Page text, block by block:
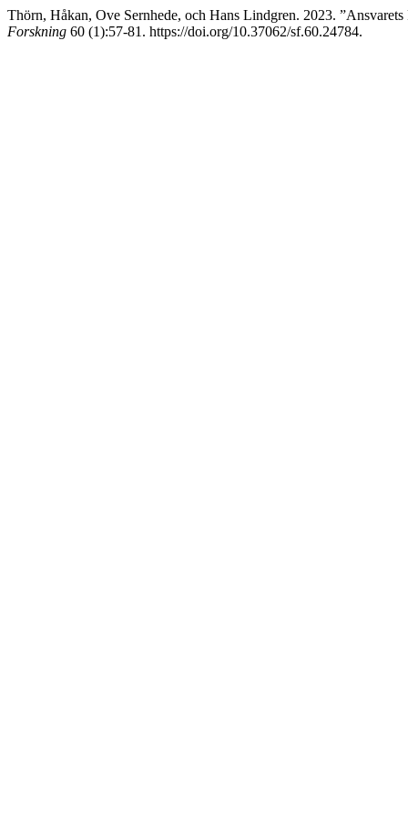
Thörn, Håkan, Ove Sernhede, och Hans Lindgren. 2023.
Forskning 60 (1):57-81. https://doi.org/10.37062/sf.60.24784.